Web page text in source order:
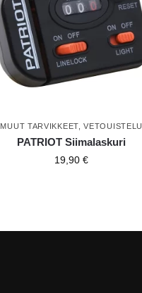
MUUT TARVIKKEET,VETOUISTELU
PATRIOT Siimalaskuri
19,90€